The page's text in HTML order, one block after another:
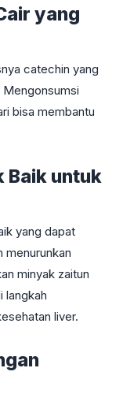
yang
catechin yang
bisa membantu
Baik untuk
yang dapat
menurunkan
minyak zaitun
langkah
liver.